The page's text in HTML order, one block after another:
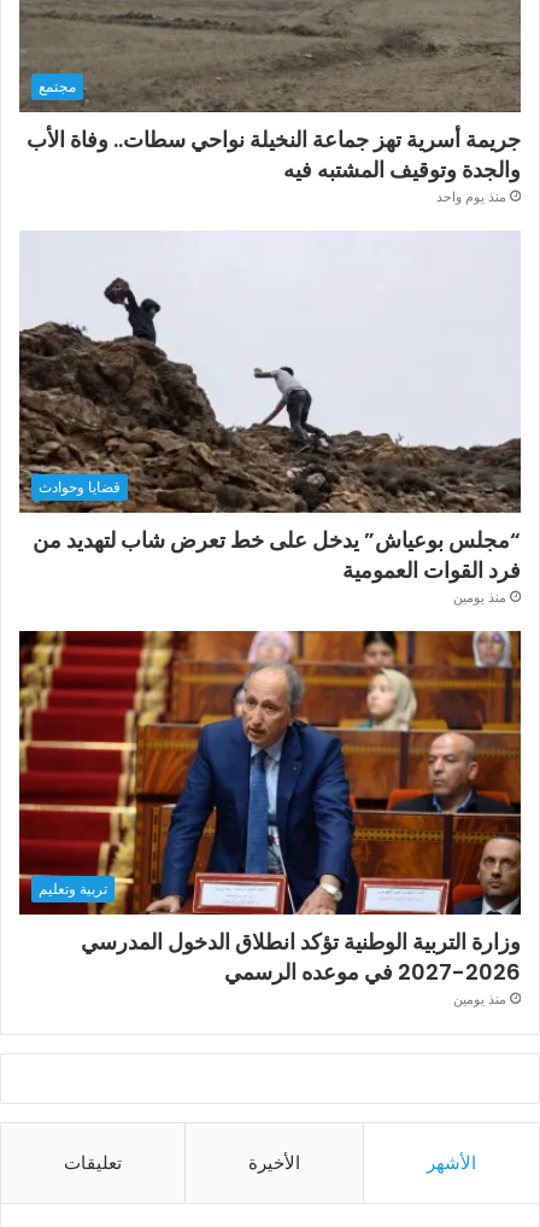
مجتمع
جريمة أسرية تهز جماعة النخيلة نواحي سطات.. وفاة الأب
والجدة وتوقيف المشتبه فيه
منذ يوم واحد
قضايا وحوادث
“مجلس بوعياش” يدخل على خط تعرض شاب لتهديد من
فرد القوات العمومية
منذ يومين
تربية وتعليم
وزارة التربية الوطنية تؤكد انطلاق الدخول المدرسي
2026-2027 في موعده الرسمي
منذ يومين
الأشهر الأخيرة تعليقات